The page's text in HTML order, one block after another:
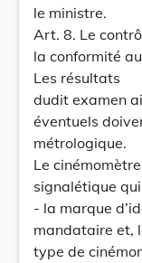
le ministre.
Art. 8. Le
la conformité
Les résultats
dudit examen
éventuels
métrologique.
Le
signalétique
- la marque
mandataire et,
type de